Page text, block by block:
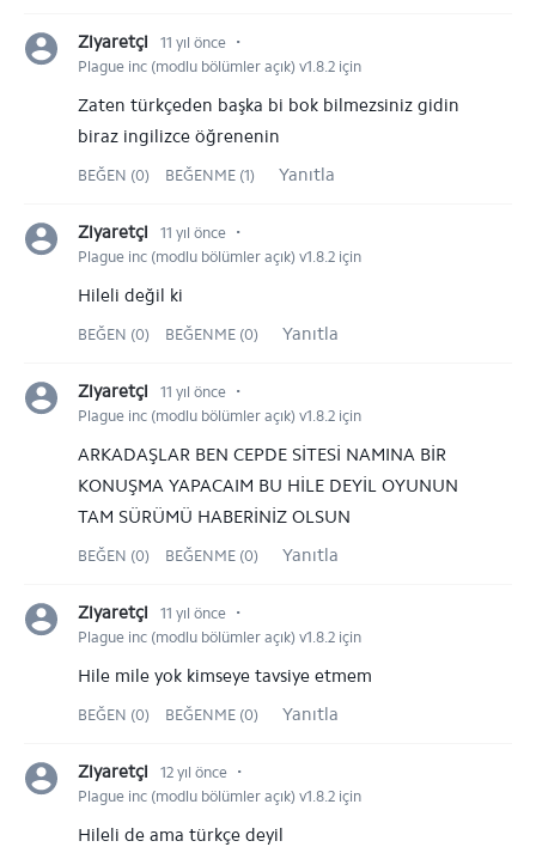
Ziyaretçi 11 yıl önce ⋅
Plague inc (modlu bölümler açık) v1.8.2 için
Zaten türkçeden başka bi bok bilmezsiniz gidin
biraz ingilizce öğrenenin
BEĞEN (0) BEĞENME (1) Yanıtla
Ziyaretçi 11 yıl önce ⋅
Plague inc (modlu bölümler açık) v1.8.2 için
Hileli değil ki
BEĞEN (0) BEĞENME (0) Yanıtla
Ziyaretçi 11 yıl önce ⋅
Plague inc (modlu bölümler açık) v1.8.2 için
ARKADAŞLAR BEN CEPDE SİTESİ NAMINA BİR
KONUŞMA YAPACAIM BU HİLE DEYİL OYUNUN
TAM SÜRÜMÜ HABERİNİZ OLSUN
BEĞEN (0) BEĞENME (0) Yanıtla
Ziyaretçi 11 yıl önce ⋅
Plague inc (modlu bölümler açık) v1.8.2 için
Hile mile yok kimseye tavsiye etmem
BEĞEN (0) BEĞENME (0) Yanıtla
Ziyaretçi 12 yıl önce ⋅
Plague inc (modlu bölümler açık) v1.8.2 için
Hileli de ama türkçe deyil